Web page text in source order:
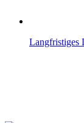
Langfristiges